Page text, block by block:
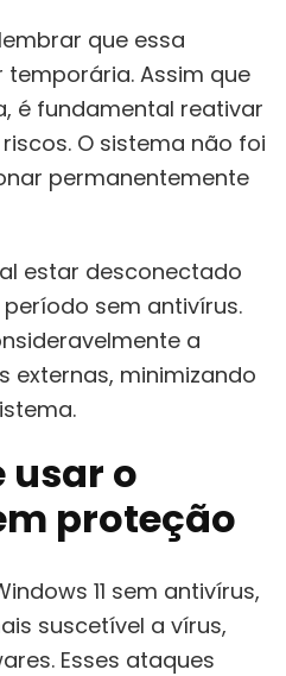
que essa
Assim que
é fundamental reativar
O sistema não foi
permanentemente
estar desconectado
sem antivírus.
a
externas, minimizando
usar o
proteção
11 sem antivírus,
suscetível a vírus,
Esses ataques